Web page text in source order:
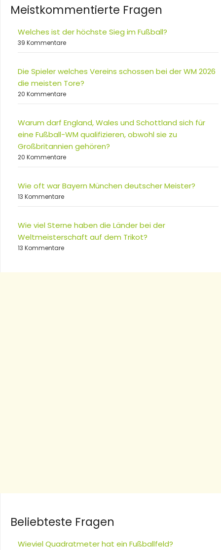
Meistkommentierte Fragen
Welches ist der höchste Sieg im Fußball?
39 Kommentare
Die Spieler welches Vereins schossen bei der WM 2026
die meisten Tore?
20 Kommentare
Warum darf England, Wales und Schottland sich für
eine Fußball-WM qualifizieren, obwohl sie zu
Großbritannien gehören?
20 Kommentare
Wie oft war Bayern München deutscher Meister?
13 Kommentare
Wie viel Sterne haben die Länder bei der
Weltmeisterschaft auf dem Trikot?
13 Kommentare
Beliebteste Fragen
Wieviel Quadratmeter hat ein Fußballfeld?